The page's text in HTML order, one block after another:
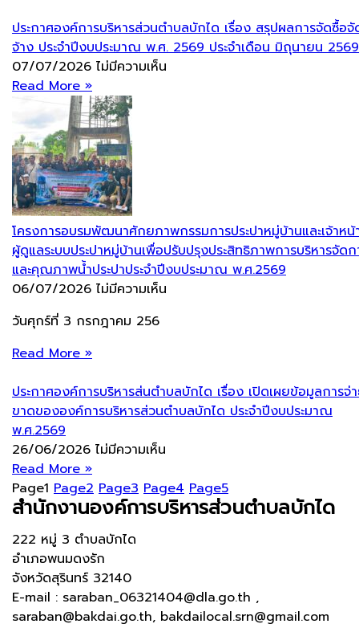
ประกาศองค์การบริหารส่วนตำบลบักได เรื่อง สรุปผลการจัดซื้อจั
จ้าง ประจำปีงบประมาณ พ.ศ. 2569 ประจำเดือน มิถุนายน 2569
07/07/2026 ไม่มีความเห็น
Read More »
โครงการอบรมพัฒนาศักยภาพกรรมการประปาหมู่บ้านและเจ้าหน้
ผู้ดูแลระบบประปาหมู่บ้านเพื่อปรับปรุงประสิทธิภาพการบริหารจัดก
และคุณภาพน้ำประปาประจำปีงบประมาณ พ.ศ.2569
06/07/2026 ไม่มีความเห็น
วันศุกร์ที่ 3 กรกฎาคม 256
Read More »
ประกาศองค์การบริหารส่นตำบลบักได เรื่อง เปิดเผยข้อมูลการจ่
ขาดขององค์การบริหารส่วนตำบลบักได ประจำปีงบประมาณ
พ.ศ.2569
26/06/2026 ไม่มีความเห็น
Read More »
Page1 Page2 Page3 Page4 Page5
สำนักงานองค์การบริหารส่วนตำบลบักได
222 หมู่ 3 ตำบลบักได
อำเภอพนมดงรัก
จังหวัดสุรินทร์ 32140
E-mail : saraban_06321404@dla.go.th ,
saraban@bakdai.go.th, bakdailocal.srn@gmail.com